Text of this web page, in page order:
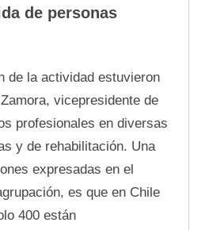
de personas
de la actividad estuvieron
vicepresidente de
profesionales en diversas
y de rehabilitación. Una
expresadas en el
es que en Chile
400 están